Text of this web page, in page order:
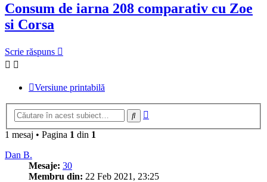
Consum de iarna 208 comparativ cu Zoe
si Corsa
Scrie răspuns
Versiune printabilă
Căutare
1 mesaj • Pagina 1 din 1
Dan B.
Mesaje: 30
Membru din: 22 Feb 2021, 23:25